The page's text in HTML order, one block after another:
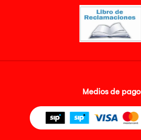
Medios de pago